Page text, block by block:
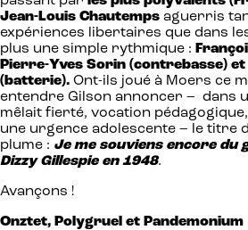
Jean-Louis Chautemps aguerris
expériences libertaires que dans
plus une simple rythmique :
Pierre-Yves Sorin (contrebasse)
(batterie). Ont-ils joué à Moers ce
entendre Gilson annoncer – dans
mêlait fierté, vocation
une urgence adolescente – le titre
plume : Je me souviens encore du
Dizzy Gillespie en 1948.
Avançons !
Onztet, Polygruel et Pandemonium